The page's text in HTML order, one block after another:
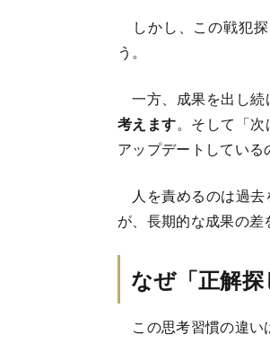
しかし、この戦犯
う。
一方、成果を出し続
考えます。そして「
アップデートしている
人を責めるのは過去
が、長期的な成果の差
なぜ「正解
この思考習慣の違い